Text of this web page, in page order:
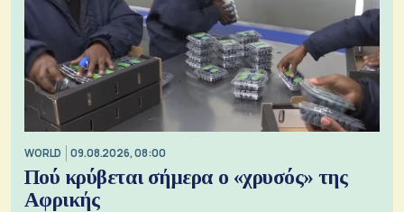
WORLD 09.08.2026, 08:00
Πού κρύβεται σήμερα ο «χρυσός» της
Αφρικής